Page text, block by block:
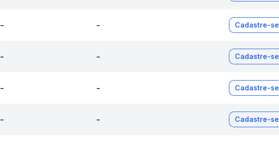
- - Cadastre-se
- - Cadastre-se
- - Cadastre-se
- - Cadastre-se